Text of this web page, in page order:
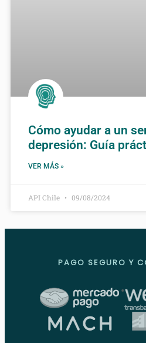
Cómo ayudar a un
depresión: Guía
VER MÁS »
API Chile 09/08/2024
PAGO SEGURO Y